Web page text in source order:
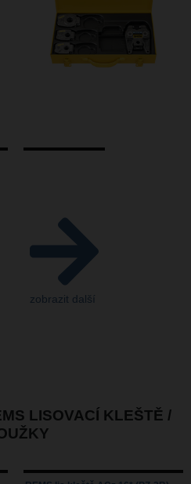
zobrazit další
LISOVACÍ KLEŠTĚ /